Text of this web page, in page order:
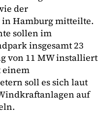
der
in Hamburg mitteilte.
sollen im
insgesamt 23
von 11 MW installiert
einem
soll es sich laut
auf